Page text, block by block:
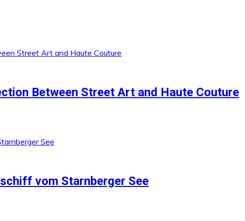
Between Street Art and Haute Couture
vom Starnberger See